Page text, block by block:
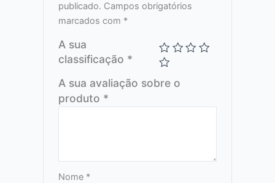
publicado. Campos obrigatórios
marcados com *
A sua
classificação *
A sua avaliação sobre o
produto *
Nome *